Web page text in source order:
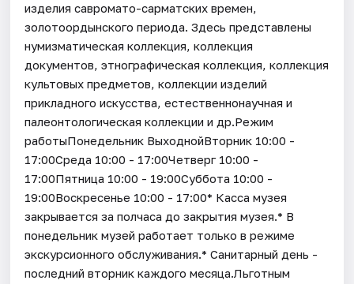
изделия савромато-сарматских времен,
золотоордынского периода. Здесь представлены
нумизматическая коллекция, коллекция
документов, этнографическая коллекция, коллекция
культовых предметов, коллекции изделий
прикладного искусства, естественнонаучная и
палеонтологическая коллекции и др.Режим
работыПонедельник ВыходнойВторник 10:00 -
17:00Среда 10:00 - 17:00Четверг 10:00 -
17:00Пятница 10:00 - 19:00Суббота 10:00 -
19:00Воскресенье 10:00 - 17:00* Касса музея
закрывается за полчаса до закрытия музея.* В
понедельник музей работает только в режиме
экскурсионного обслуживания.* Санитарный день -
последний вторник каждого месяца.Льготным